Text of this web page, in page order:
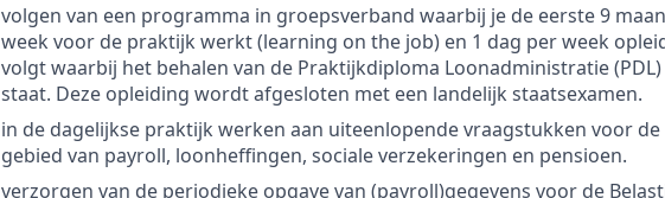
volgen van een programma in groepsverband waarbij je de eerste 9
week voor de praktijk werkt (learning on the job) en 1 dag per week
volgt waarbij het behalen van de Praktijkdiploma Loonadministratie
staat. Deze opleiding wordt afgesloten met een landelijk staatsexamen.
in de dagelijkse praktijk werken aan uiteenlopende vraagstukken voor
gebied van payroll, loonheffingen, sociale verzekeringen en pensioen.
verzorgen van de periodieke opgave van (payroll)gegevens voor de